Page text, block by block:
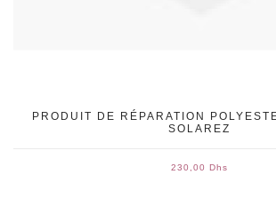
PRODUIT DE RÉPARATION
SOLAREZ
230,00 Dhs